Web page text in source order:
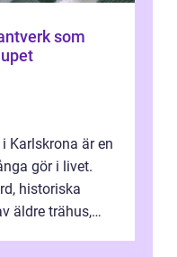
Karlskrona är en
gör i livet.
historiska
äldre trähus,